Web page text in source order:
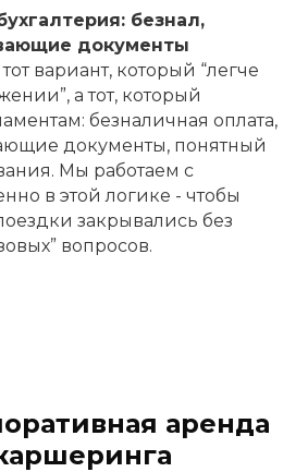
безнал,
документы
вариант, который “легче
а тот, который
безналичная оплата,
документы, понятный
Мы работаем с
в этой логике - чтобы
закрывались без
вопросов.
аренда